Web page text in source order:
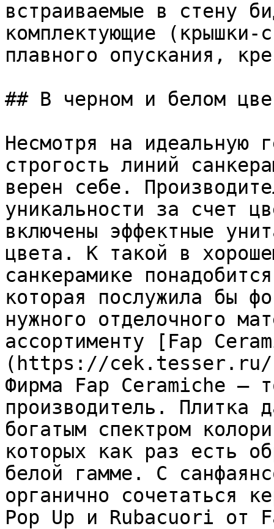
встраиваемые в стену
комплектующие (крышки-
плавного опускания,
## В черном и белом
Несмотря на идеальную
строгость линий
верен себе.
уникальности за счет
включены эффектные
цвета. К такой в
санкерамике
которая послужила бы
нужного отделочного
ассортименту [Fap
(https://cek.tesser.ru/
Фирма Fap Ceramiche –
производитель. Плитка
богатым спектром
которых как раз есть
белой гамме. С
органично сочетаться
Pop Up и Rubacuori от